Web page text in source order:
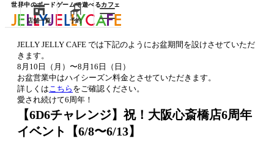
世界中のボードゲームで遊べるカフェ
店舗一覧 予約
JELLY JELLY CAFE では下記のようにお盆期間を設けさせていただ
きます。
8月10日（月）〜8月16日（日）
お盆営業中はハイシーズン料金とさせていただきます。
詳しくはこちら をご確認ください。
愛され続けて6周年！
【6D6チャレンジ】祝！大阪心斎橋店6周年
イベント【6/8〜6/13】